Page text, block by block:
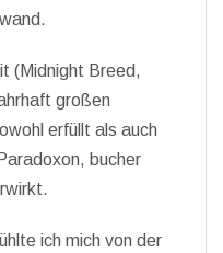
(Midnight Breed,
großen
erfüllt als auch
bucher
ich mich von der